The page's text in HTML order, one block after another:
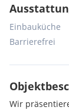
Einbauküche
Barrierefrei
Wir